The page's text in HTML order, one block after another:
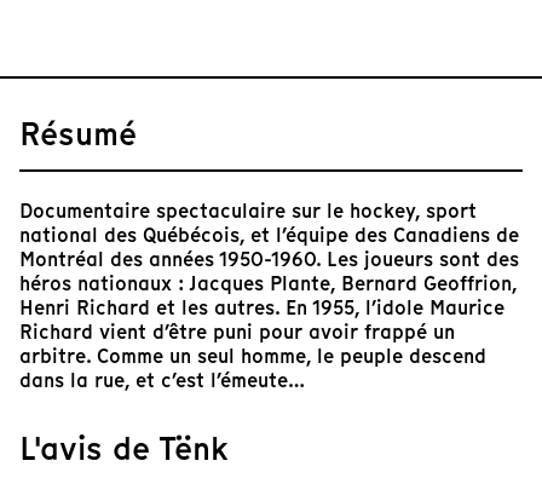
Résumé
Documentaire spectaculaire sur le hockey, sport
national des Québécois, et l’équipe des Canadiens de
Montréal des années 1950-1960. Les joueurs sont des
héros nationaux : Jacques Plante, Bernard Geoffrion,
Henri Richard et les autres. En 1955, l’idole Maurice
Richard vient d’être puni pour avoir frappé un
arbitre. Comme un seul homme, le peuple descend
dans la rue, et c’est l’émeute…
L'avis de Tënk